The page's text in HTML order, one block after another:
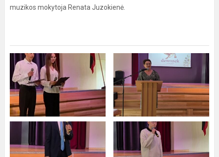
muzikos mokytoja Renata Juzokienė.